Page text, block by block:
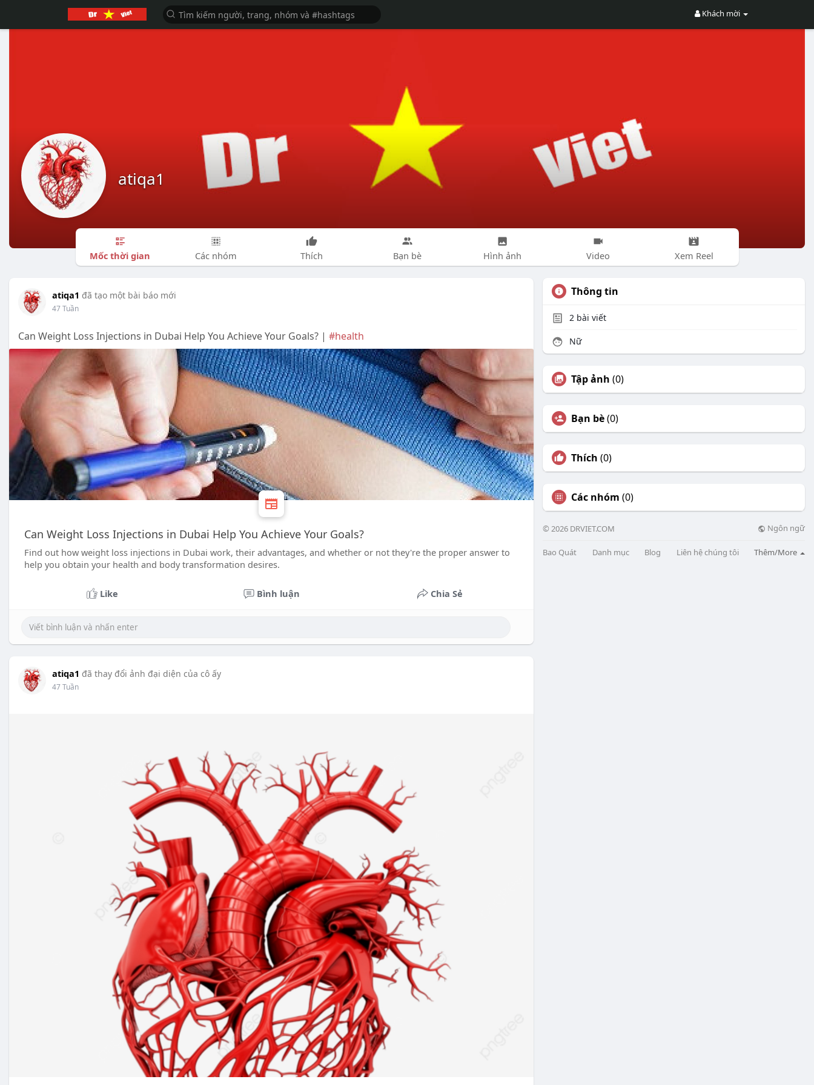
Khách mời
atiqa1
Mốc thời gian Các nhóm Thích Bạn bè Hình ảnh Video Xem Reel
atiqa1 đã tạo một bài báo mới
47 Tuần
Can Weight Loss Injections in Dubai Help You Achieve Your Goals? | #health
Can Weight Loss Injections in Dubai Help You Achieve Your Goals?
Find out how weight loss injections in Dubai work, their advantages, and whether or not they're the proper answer to
help you obtain your health and body transformation desires.
Like Bình luận Chia Sẻ
atiqa1 đã thay đổi ảnh đại diện của cô ấy
47 Tuần
Thông tin
2 bài viết
Nữ
Tập ảnh (0)
Bạn bè(0)
Thích (0)
Các nhóm (0)
© 2026 DRVIET.COM Ngôn ngữ
Bao Quát Danh mục Blog Liên hệ chúng tôi Thêm/More